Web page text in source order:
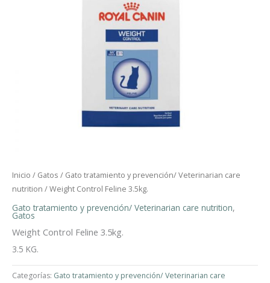
Inicio / Gatos / Gato tratamiento y prevención/ Veterinarian care
nutrition / Weight Control Feline 3.5kg.
Gato tratamiento y prevención/ Veterinarian care nutrition,
Gatos
Weight Control Feline 3.5kg.
3.5 KG.
Categorías: Gato tratamiento y prevención/ Veterinarian care